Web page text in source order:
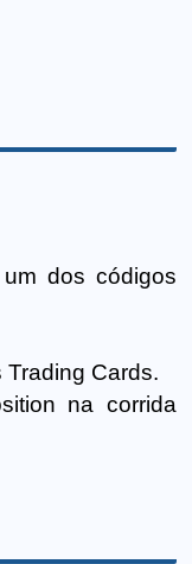
dos códigos
Cards.
na corrida